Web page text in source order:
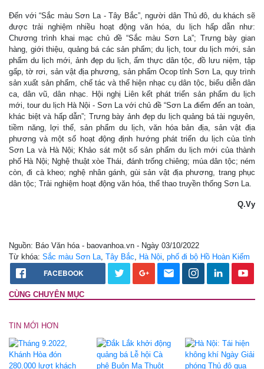
Đến với “Sắc màu Sơn La - Tây Bắc”, người dân Thủ đô, du khách sẽ
được trải nghiệm nhiều hoạt động văn hóa, du lịch hấp dẫn như:
Chương trình khai mạc chủ đề “Sắc màu Sơn La”; Trưng bày gian
hàng, giới thiệu, quảng bá các sản phẩm; du lịch, tour du lịch mới, sản
phẩm du lịch mới, ảnh đẹp du lịch, ẩm thực dân tộc, đồ lưu niệm, tập
gấp, tờ rơi, sản vật địa phương, sản phẩm Ocop tỉnh Sơn La, quy trình
sản xuất sản phẩm, chế tác và thể hiện nhạc cụ dân tộc, biểu diễn dân
ca, dân vũ, dân nhạc. Hội nghị Liên kết phát triển sản phẩm du lịch
mới, tour du lịch Hà Nội - Sơn La với chủ đề “Sơn La điểm đến an toàn,
khác biệt và hấp dẫn”; Trưng bày ảnh đẹp du lịch quảng bá tài nguyên,
tiềm năng, lợi thế, sản phẩm du lịch, văn hóa bản địa, sản vật địa
phương và một số hoạt động định hướng phát triển du lịch của tỉnh
Sơn La và Hà Nội; Khảo sát một số sản phẩm du lịch mới của thành
phố Hà Nội; Nghệ thuật xòe Thái, đánh trống chiêng; múa dân tộc; ném
còn, đi cà kheo; nghệ nhân gánh, gùi sản vật địa phương, trang phục
dân tộc; Trải nghiệm hoạt động văn hóa, thể thao truyền thống Sơn La.
Q.Vy
Nguồn: Báo Văn hóa - baovanhoa.vn - Ngày 03/10/2022
Từ khóa: Sắc màu Sơn La Tây Bắc Hà Nội phố đi bộ Hồ Hoàn Kiếm
FACEBOOK
CÙNG CHUYÊN MỤC
TIN MỚI HƠN